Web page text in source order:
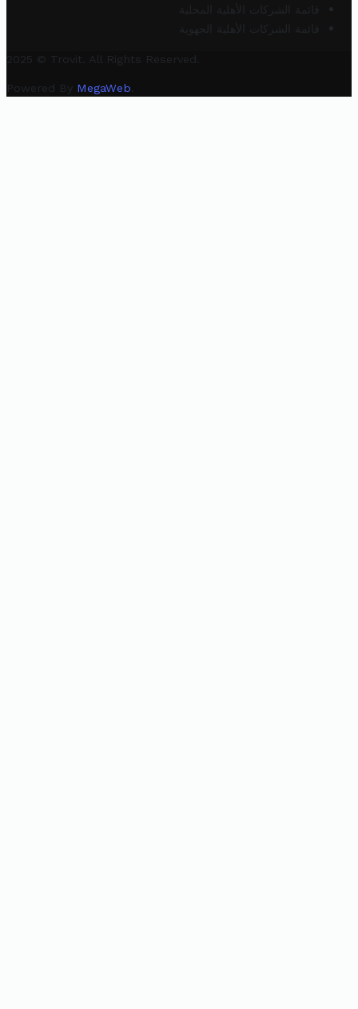
قائمة الشركات الأهلية المحلية
قائمة الشركات الأهلية الجهوية
2025 © Trovit. All Rights Reserved.
Powered By MegaWeb